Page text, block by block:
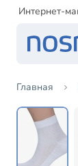
Интернет-
Главная